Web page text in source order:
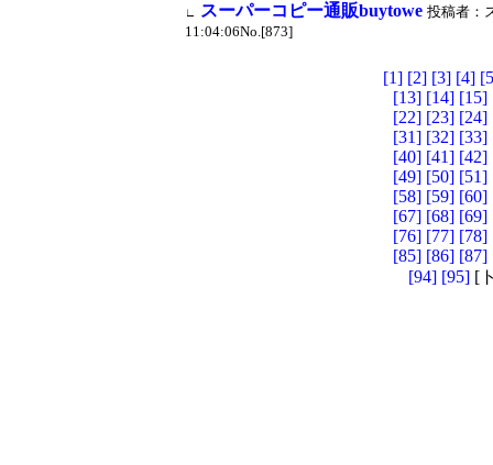
∟ スーパーコピー通販buytowe 投稿者：
11:04:06No.[873]
[1] [2] [3] [4]
[13] [14] [15]
[22] [23] [24]
[31] [32] [33]
[40] [41] [42]
[49] [50] [51]
[58] [59] [60]
[67] [68] [69]
[76] [77] [78]
[85] [86] [87]
[94] [95] [